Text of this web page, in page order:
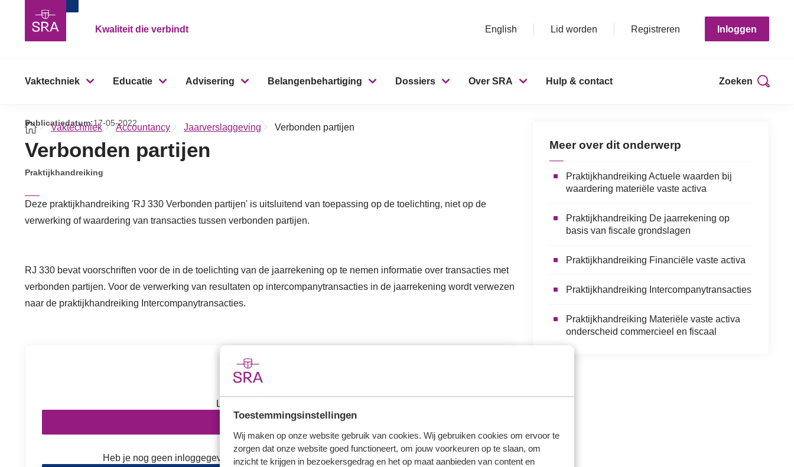
Toestemmingsinstellingen
Wij maken op onze website gebruik van cookies. Wij gebruiken cookies om ervoor te
zorgen dat onze website goed functioneert, om jouw voorkeuren op te slaan, om
inzicht te krijgen in bezoekersgedrag en het op maat aanbieden van content en
Kwaliteit die verbindt English Lid worden Registreren Inloggen
Vaktechniek Educatie Advisering Belangenbehartiging Dossiers Over SRA Hulp & contact Zoeken
Vaktechniek Accountancy Jaarverslaggeving Verbonden partijen
Publicatiedatum:17-05-2022
Verbonden partijen
Praktijkhandreiking
Deze praktijkhandreiking 'RJ 330 Verbonden partijen' is uitsluitend van toepassing op de toelichting, niet op de
verwerking of waardering van transacties tussen verbonden partijen.
RJ 330 bevat voorschriften voor de in de toelichting van de jaarrekening op te nemen informatie over transacties met
verbonden partijen. Voor de verwerking van resultaten op intercompanytransacties in de jaarrekening wordt verwezen
naar de praktijkhandreiking Intercompanytransacties.
Inloggen
Log in om verder te lezen.
Inloggen
Heb je nog geen inloggegevens? Kies hieronder wat voor jou van toepassing is.
Meer over dit onderwerp
Praktijkhandreiking Actuele waarden bij
waardering materiële vaste activa
Praktijkhandreiking De jaarrekening op
basis van fiscale grondslagen
Praktijkhandreiking Financiële vaste activa
Praktijkhandreiking Intercompanytransacties
Praktijkhandreiking Materiële vaste activa
onderscheid commercieel en fiscaal